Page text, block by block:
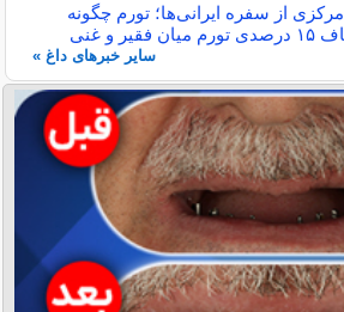
از سفره ایرانی‌ها؛ تورم چگونه
و غنی
سایر خبرهای داغ »